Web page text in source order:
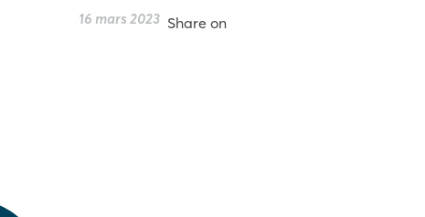
16 mars 2023 Share on